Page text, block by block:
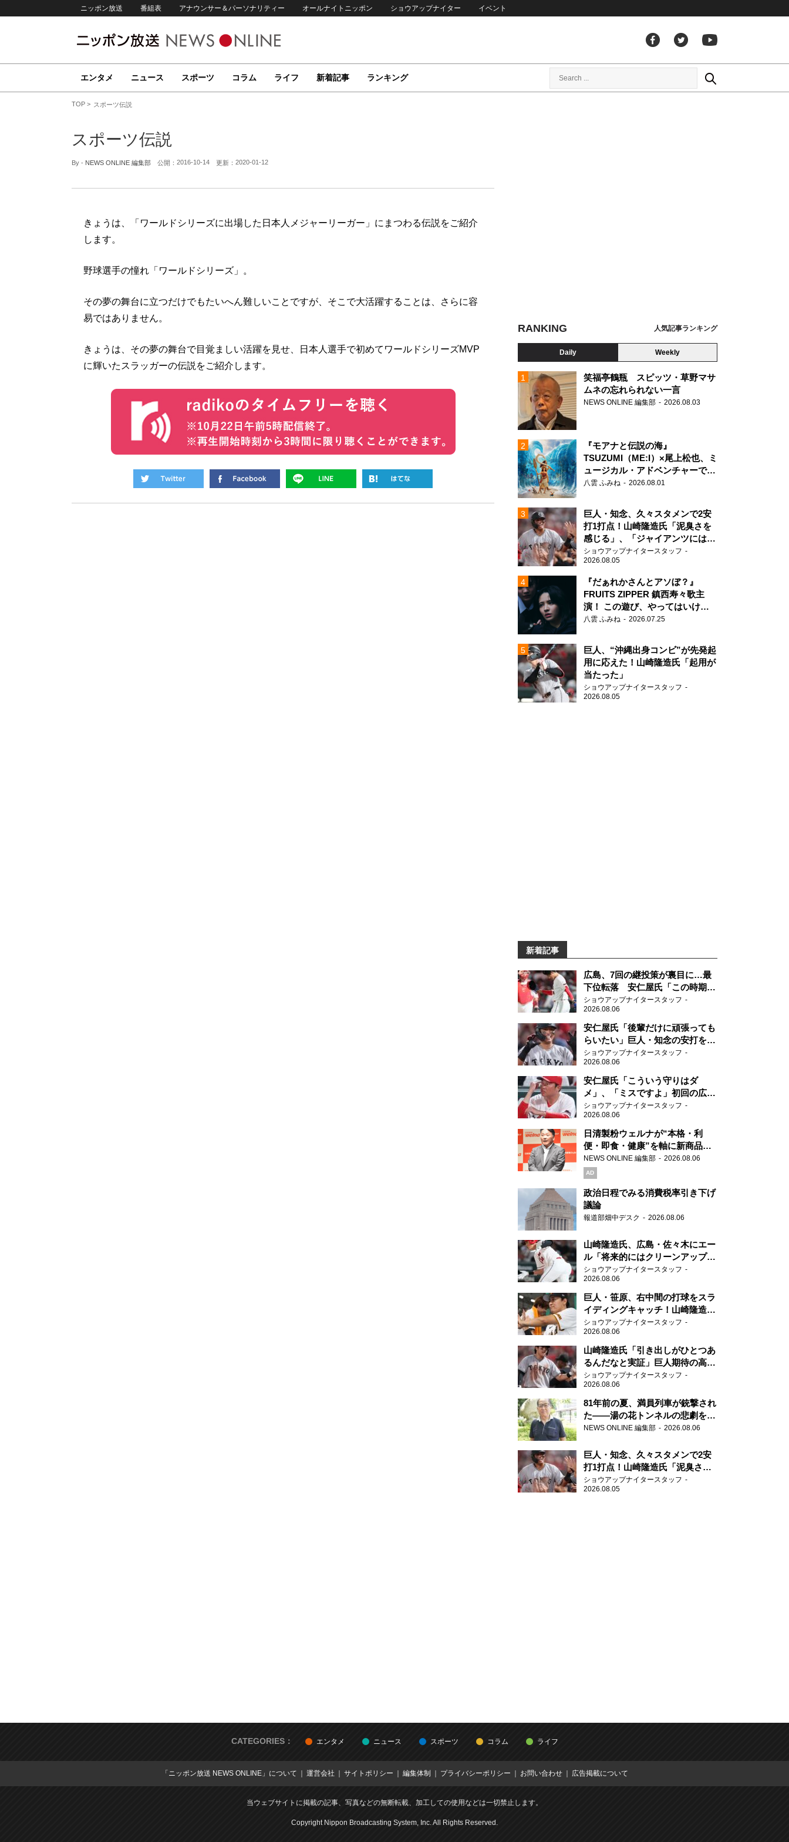
ニッポン放送 番組表 アナウンサー＆パーソナリティー オールナイトニッポン ショウアップナイター イベント
エンタメ ニュース スポーツ コラム ライフ 新着記事 ランキング
TOP スポーツ伝説
スポーツ伝説
By - NEWS ONLINE 編集部 公開： 2016-10-14 更新： 2020-01-12
きょうは、「ワールドシリーズに出場した日本人メジャーリーガー」にまつわる伝説をご紹介
します。
野球選手の憧れ「ワールドシリーズ」。
その夢の舞台に立つだけでもたいへん難しいことですが、そこで大活躍することは、さらに容
易ではありません。
きょうは、その夢の舞台で目覚ましい活躍を見せ、日本人選手で初めてワールドシリーズMVP
に輝いたスラッガーの伝説をご紹介します。
RANKING 人気記事ランキング
Daily Weekly
笑福亭鶴瓶 スピッツ・草野マサ
ムネの忘れられない一言
NEWS ONLINE 編集部 2026.08.03
『モアナと伝説の海』
TSUZUMI（ME:I）×尾上松也、ミ
ュージカル・アドベンチャーで美
声を響かせる
八雲 ふみね 2026.08.01
巨人・知念、久々スタメンで2安
打1打点！山崎隆造氏「泥臭さを
感じる」、「ジャイアンツには少
ないタイプ」
ショウアップナイタースタッフ
2026.08.05
『だぁれかさんとアソぼ？』
FRUITS ZIPPER 鎮西寿々歌主
演！ この遊び、やってはいけま
せん。
八雲 ふみね 2026.07.25
巨人、“沖縄出身コンビ”が先発起
用に応えた！山崎隆造氏「起用が
当たった」
ショウアップナイタースタッフ
2026.08.05
新着記事
広島、7回の継投策が裏目に…最
下位転落 安仁屋氏「この時期に
来て勉強はない」
ショウアップナイタースタッフ
2026.08.06
安仁屋氏「後輩だけに頑張っても
らいたい」巨人・知念の安打を喜
ぶ
ショウアップナイタースタッフ
2026.08.06
安仁屋氏「こういう守りはダ
メ」、「ミスですよ」初回の広島
の守備に苦言
ショウアップナイタースタッフ
2026.08.06
日清製粉ウェルナが“本格・利
便・即食・健康”を軸に新商品を
展開 「マ・マー」「青の洞窟」
ブランドを強化
NEWS ONLINE 編集部 2026.08.06
AD
政治日程でみる消費税率引き下げ
議論
報道部畑中デスク 2026.08.06
山崎隆造氏、広島・佐々木にエー
ル「将来的にはクリーンアップを
任せられるくらいまでは成長し
て」
ショウアップナイタースタッフ
2026.08.06
巨人・笹原、右中間の打球をスラ
イディングキャッチ！山崎隆造氏
「一歩でも遅れたら…」
ショウアップナイタースタッフ
2026.08.06
山崎隆造氏「引き出しがひとつあ
るんだなと実証」巨人期待の高卒
2年目が技あり安打
ショウアップナイタースタッフ
2026.08.06
81年前の夏、満員列車が銃撃され
た――湯の花トンネルの悲劇を語
り継ぐ男性
NEWS ONLINE 編集部 2026.08.06
巨人・知念、久々スタメンで2安
打1打点！山崎隆造氏「泥臭さを
感じる」、「ジャイアンツには少
ないタイプ」
ショウアップナイタースタッフ
2026.08.05
CATEGORIES： エンタメ ニュース スポーツ コラム ライフ
「ニッポン放送 NEWS ONLINE」について 運営会社 サイトポリシー 編集体制 プライバシーポリシー お問い合わせ 広告掲載について
当ウェブサイトに掲載の記事、写真などの無断転載、加工しての使用などは一切禁止します。
Copyright Nippon Broadcasting System, Inc. All Rights Reserved.